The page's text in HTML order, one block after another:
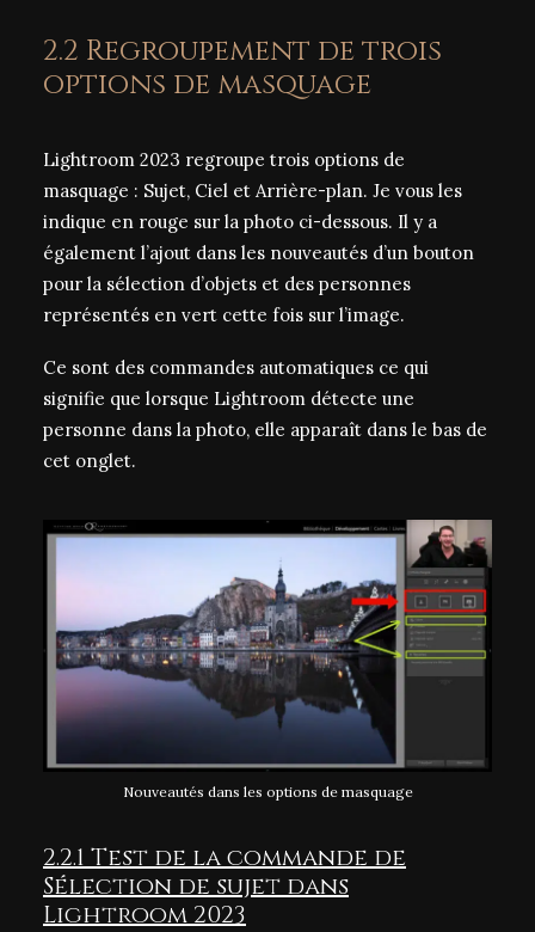
2.2 Regroupement de trois
options de masquage
Lightroom 2023 regroupe trois options de
masquage : Sujet, Ciel et Arrière-plan. Je vous les
indique en rouge sur la photo ci-dessous. Il y a
également l’ajout dans les nouveautés d’un bouton
pour la sélection d’objets et des personnes
représentés en vert cette fois sur l’image.
Ce sont des commandes automatiques ce qui
signifie que lorsque Lightroom détecte une
personne dans la photo, elle apparaît dans le bas de
cet onglet.
Nouveautés dans les options de masquage
2.2.1 Test de la commande de
Sélection de sujet dans
Lightroom 2023